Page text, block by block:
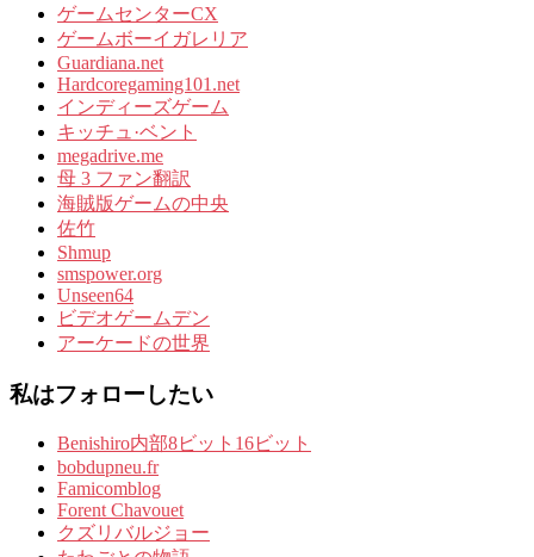
ゲームセンターCX
ゲームボーイガレリア
Guardiana.net
Hardcoregaming101.net
インディーズゲーム
キッチュ·ベント
megadrive.me
母 3 ファン翻訳
海賊版ゲームの中央
佐竹
Shmup
smspower.org
Unseen64
ビデオゲームデン
アーケードの世界
私はフォローしたい
Benishiro内部8ビット16ビット
bobdupneu.fr
Famicomblog
Forent Chavouet
クズリバルジョー